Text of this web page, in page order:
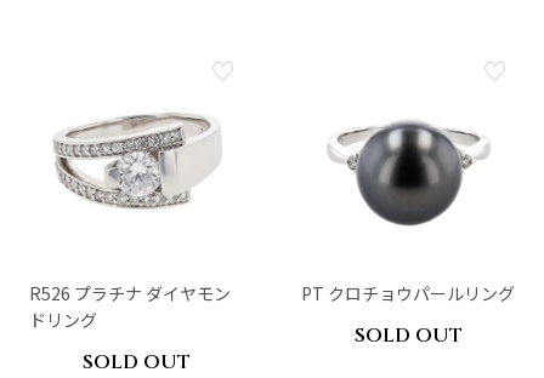
R526 プラチナ ダイヤモン
ドリング
SOLD OUT
PT クロチョウパールリング
SOLD OUT